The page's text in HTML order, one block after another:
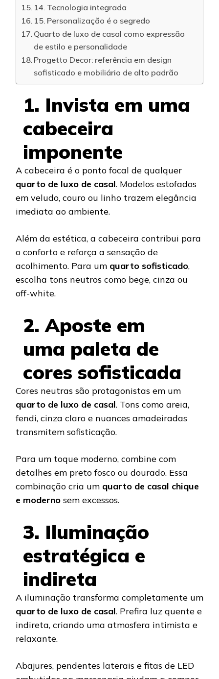
14. Tecnologia integrada
15. Personalização é o segredo
Quarto de luxo de casal como expressão
de estilo e personalidade
Progetto Decor: referência em design
sofisticado e mobiliário de alto padrão
1. Invista em uma
cabeceira
imponente
A cabeceira é o ponto focal de qualquer
quarto de luxo de casal. Modelos estofados
em veludo, couro ou linho trazem elegância
imediata ao ambiente.
Além da estética, a cabeceira contribui para
o conforto e reforça a sensação de
acolhimento. Para um quarto sofisticado,
escolha tons neutros como bege, cinza ou
off-white.
2. Aposte em
uma paleta de
cores sofisticada
Cores neutras são protagonistas em um
quarto de luxo de casal. Tons como areia,
fendi, cinza claro e nuances amadeiradas
transmitem sofisticação.
Para um toque moderno, combine com
detalhes em preto fosco ou dourado. Essa
combinação cria um quarto de casal chique
e moderno sem excessos.
3. Iluminação
estratégica e
indireta
A iluminação transforma completamente um
quarto de luxo de casal. Prefira luz quente e
indireta, criando uma atmosfera intimista e
relaxante.
Abajures, pendentes laterais e fitas de LED